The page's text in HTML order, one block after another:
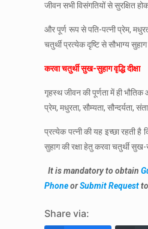
जीवन सभी विसंगतियों से सुरक्षित
और पूर्ण रूप से पति-पत्नी प्रेम,
चतुर्थी प्रत्येक दृष्टि से सौभाग्य
करवा चतुर्थी सुख-सुहाग वृद्धि दीक्षा
गृहस्थ जीवन की पूर्णता में ही
प्रेम, मधुरता, सौम्यता,
प्रत्येक पत्नी की यह इच्छा रहती
सुहाग की रक्षा हेतु करवा चतुर्थी
It is mandatory to obtain
PhoneorSubmit Request
Share via: